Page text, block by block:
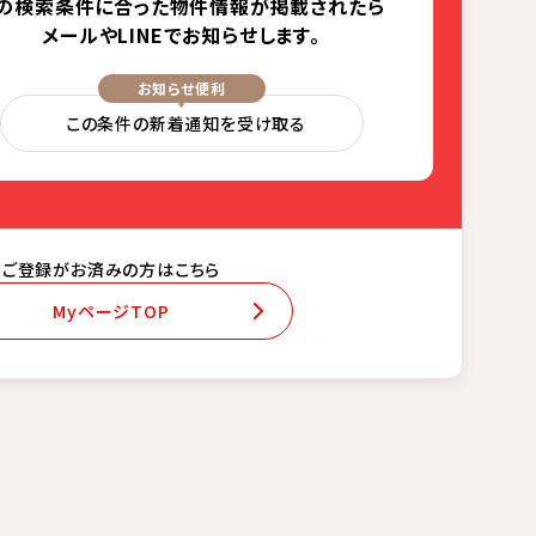
検索条件に合った物件情報が掲載されたら
メールやLINEでお知らせします。
お知らせ便利
この条件の新着通知を受け取る
ご登録がお済みの方はこちら
MyページTOP